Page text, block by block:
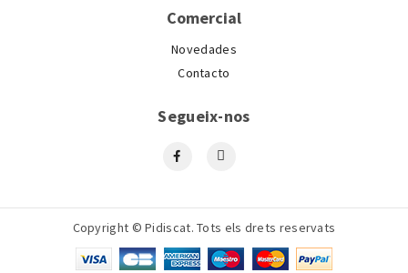
Comercial
Novedades
Contacto
Segueix-nos
Copyright © Pidiscat. Tots els drets reservats